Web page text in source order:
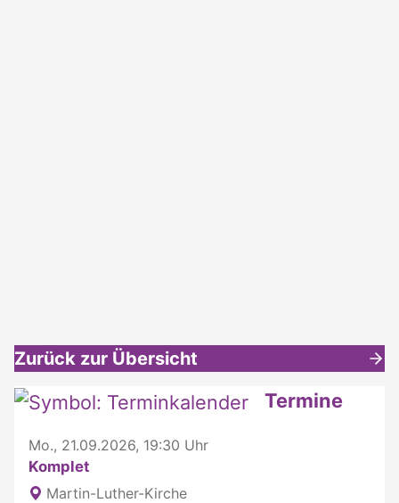
Zurück zur Übersicht
Weitere interessante Inhalte Termine
Mo., 21.09.2026, 19:30 Uhr
Komplet
Martin-Luther-Kirche